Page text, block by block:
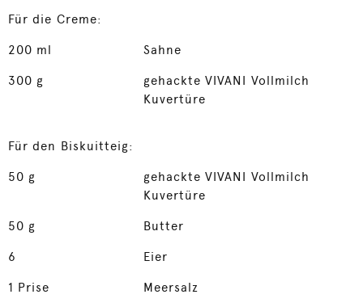
Für die Creme:
200 ml Sahne
300 g
gehackte VIVANI Vollmilch
Kuvertüre
Für den Biskuitteig:
50 g
gehackte VIVANI Vollmilch
Kuvertüre
50 g Butter
6 Eier
1 Prise Meersalz